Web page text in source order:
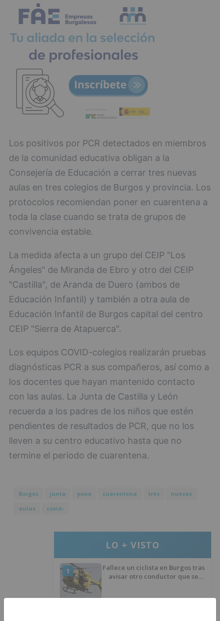
Los positivos por PCR detectados en miembros
de la comunidad educativa obligan a la
Consejería de Educación a cerrar tres nuevas
aulas en tres colegios de Burgos y provincia. Los
protocolos recomiendan poner en cuarentena a
toda la clase cuando se trata de grupos de
convivencia estable.
La medida afecta a un grupo del CEIP "Los
Ángeles" de Miranda de Ebro y otro del CEIP
"Castilla", de Aranda de Duero (ambos de
Educación Infantil) y también a otra aula de
Educación Infantil de Burgos capital del centro
CEIP "Sierra de Atapuerca".
Los equipos COVID-colegios realizarán pruebas
diagnósticas PCR a sus compañeros, así como a
los docentes que hayan mantenido contacto
con las aulas. La Junta de Castilla y León
recuerda a los padres de los niños que estén
pendientes de resultados de PCR, que no los
lleven a su centro educativo hasta que no
termine el periodo de cuarentena.
Burgos junta pone cuarentena tres
nuevas
aulas
covid-
LO + VISTO
1
Fallece un ciclista en Burgos tras
avisar otro conductor que se